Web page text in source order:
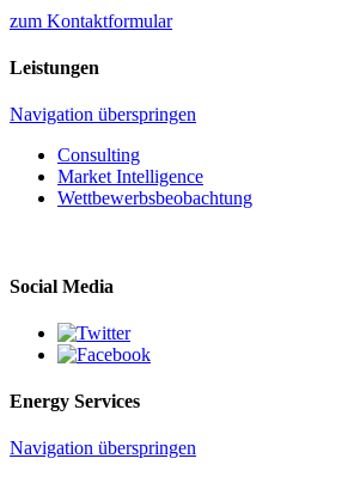
zum Kontaktformular
Leistungen
Navigation überspringen
Consulting
Market Intelligence
Wettbewerbs­beobachtung
Social Media
Energy Services
Navigation überspringen